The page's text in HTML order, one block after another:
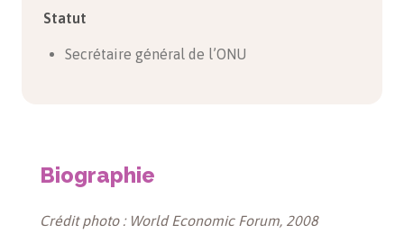
Statut
Secrétaire général de l’ONU
Biographie
Crédit photo : World Economic Forum, 2008